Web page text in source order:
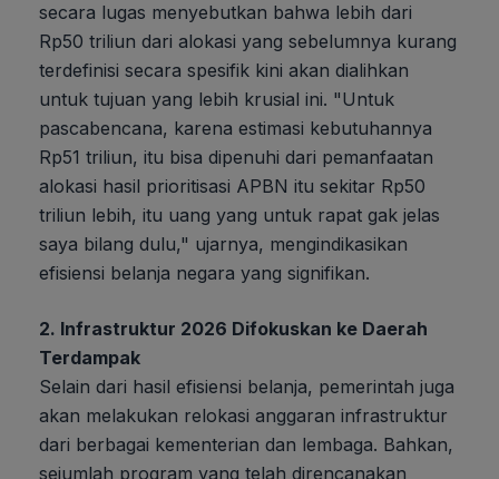
secara lugas menyebutkan bahwa lebih dari
Rp50 triliun dari alokasi yang sebelumnya kurang
terdefinisi secara spesifik kini akan dialihkan
untuk tujuan yang lebih krusial ini. "Untuk
pascabencana, karena estimasi kebutuhannya
Rp51 triliun, itu bisa dipenuhi dari pemanfaatan
alokasi hasil prioritisasi APBN itu sekitar Rp50
triliun lebih, itu uang yang untuk rapat gak jelas
saya bilang dulu," ujarnya, mengindikasikan
efisiensi belanja negara yang signifikan.
2. Infrastruktur 2026 Difokuskan ke Daerah
Terdampak
Selain dari hasil efisiensi belanja, pemerintah juga
akan melakukan relokasi anggaran infrastruktur
dari berbagai kementerian dan lembaga. Bahkan,
sejumlah program yang telah direncanakan